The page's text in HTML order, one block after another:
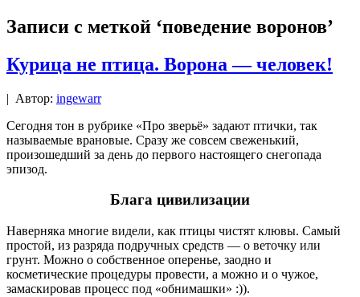
Записи с меткой ‘поведение воронов’
Курица не птица. Ворона — человек!
| Автор: ingewarr
Сегодня тон в рубрике «Про зверьё» задают птички, так
называемые врановые. Сразу же совсем свеженький,
произошедший за день до первого настоящего снегопада
эпизод.
Блага цивилизации
Наверняка многие видели, как птицы чистят клювы. Самый
простой, из разряда подручных средств — о веточку или
грунт. Можно о собственное оперенье, заодно и
косметические процедуры провести, а можно и о чужое,
замаскировав процесс под «обнимашки» :)).